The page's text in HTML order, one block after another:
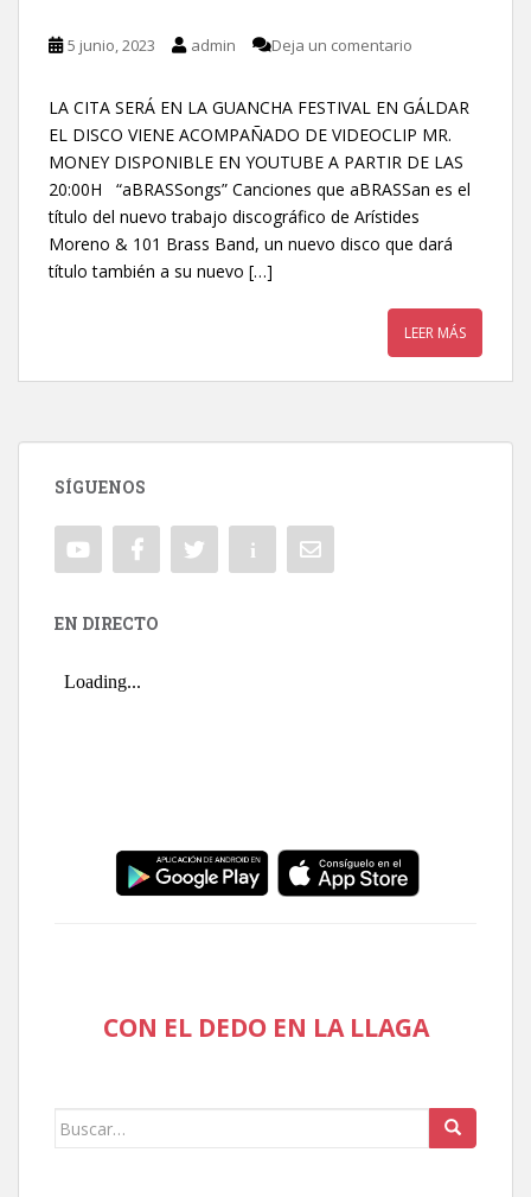
5 junio, 2023 admin Deja un comentario
LA CITA SERÁ EN LA GUANCHA FESTIVAL EN GÁLDAR
EL DISCO VIENE ACOMPAÑADO DE VIDEOCLIP MR.
MONEY DISPONIBLE EN YOUTUBE A PARTIR DE LAS
20:00H “aBRASSongs” Canciones que aBRASSan es el
título del nuevo trabajo discográfico de Arístides
Moreno & 101 Brass Band, un nuevo disco que dará
título también a su nuevo […]
LEER MÁS
SÍGUENOS
EN DIRECTO
CON EL DEDO EN LA LLAGA
Buscar: